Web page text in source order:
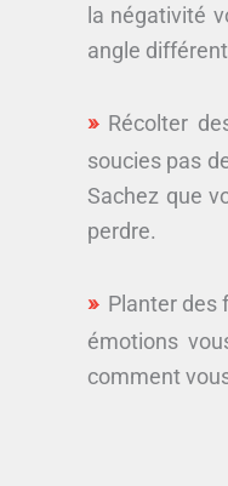
la négativité
angle
Récolter
soucies pas
Sachez que
perdre.
Planter des
émotions
comment